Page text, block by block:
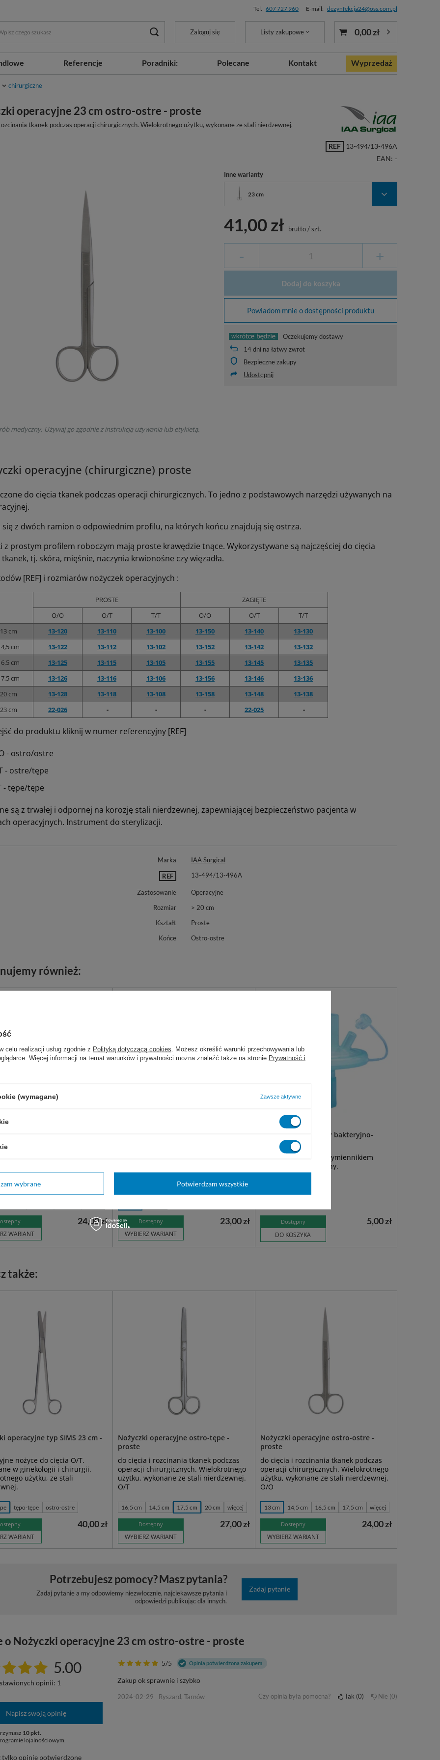
Tel. 607 727 960 E-mail: dezynfekcja24@oss.com.pl
Zaloguj się Listy zakupowe 0,00 zł
Referencje Poradniki: Polecane Kontakt Wyprzedaż
chirurgiczne
operacyjne 23 cm ostro-ostre - proste
tkanek podczas operacji chirurgicznych. Wielokrotnego użytku, wykonane ze stali nierdzewnej.
REF
13-494/13-496A
EAN: -
Inne warianty
23 cm
41,00 zł brutto/szt.
- +
Dodaj do koszyka
Powiadom mnie o dostępności produktu
Oczekujemy dostawy
14dni na łatwy zwrot
Bezpieczne zakupy
Udostępnij
medyczny. Używaj go zgodnie z instrukcją używania lub etykietą.
operacyjne (chirurgiczne) proste
do cięcia tkanek podczas operacji chirurgicznych. To jedno z podstawowych narzędzi używanych na
się z dwóch ramion o odpowiednim profilu, na których końcu znajdują się ostrza.
z prostym profilem roboczym mają proste krawędzie tnące. Wykorzystywane są najczęściej do cięcia
tj. skóra, mięśnie, naczynia krwionośne czy więzadła.
[REF] i rozmiarów nożyczek operacyjnych :
PROSTE
ZAGIĘTE
O/O
O/T T/T O/O O/T
T/T
13 cm
13-120 13-110 13-100 13-150 13-140
13-130
cm
13-122 13-112 13-102 13-152 13-142
13-132
cm
13-125 13-115 13-105 13-155 13-145
13-135
cm
13-126 13-116 13-106 13-156 13-146
13-136
20 cm
13-128 13-118 13-108 13-158 13-148
13-138
23 cm
22-026 - - - 22-025 -
do produktu kliknij w numer referencyjny [REF]
- ostro/ostre
- ostre/tępe
- tępe/tępe
są z trwałej i odpornej na korozję stali nierdzewnej, zapewniającej bezpieczeństwo pacjenta w
operacyjnych. Instrument do sterylizacji.
Marka IAA Surgical
REF 13-494/13-496A
Zastosowanie
Operacyjne
Rozmiar
> 20 cm
Kształt
Proste
Końce
Ostro-ostre
również:
ze stali nierdzewnej.
WARIANT
24,00 zł
Wielokrotnego użytku, z wysokiej jakości
Dostępny
WYBIERZ WARIANT
23,00 zł
Filtr elektrostatyczny bakteryjno-
wirusowy R-Vent
Filtr mechaniczny z wymiennikiem
ciepła i wilgoci sterylny.
Dostępny
DO KOSZYKA
5,00 zł
także:
operacyjne typ SIMS 23 cm -
nożyce do cięcia O/T.
w ginekologii i chirurgii.
użytku, ze stali
tępo-tępe ostro-ostre
WARIANT
40,00 zł
Nożyczki operacyjne ostro-tępe -
proste
do cięcia i rozcinania tkanek podczas
operacji chirurgicznych. Wielokrotnego
użytku, wykonane ze stali nierdzewnej.
O/T
16,5 cm 14,5 cm 17,5 cm 20 cm więcej
Dostępny
WYBIERZ WARIANT
27,00 zł
Nożyczki operacyjne ostro-ostre -
proste
do cięcia i rozcinania tkanek podczas
operacji chirurgicznych. Wielokrotnego
użytku, wykonane ze stali nierdzewnej.
O/O
13 cm 14,5 cm 16,5 cm 17,5 cm więcej
Dostępny
WYBIERZ WARIANT
24,00 zł
Potrzebujesz pomocy? Masz pytania?
Zadaj pytanie a my odpowiemy niezwłocznie, najciekawsze pytania i
odpowiedzi publikując dla innych.
Zadaj pytanie
o Nożyczki operacyjne 23 cm ostro-ostre - proste
5.00
opinii: 1
Napisz swoją opinię
10 pkt.
lojalnościowym.
tylko opinie potwierdzone
5/5 Opinia potwierdzona zakupem
Zakup ok sprawnie i szybko
2024-02-29 Ryszard, Tarnów Czy opinia była pomocna? Tak 0 Nie 0
celu realizacji usług zgodnie z Polityką dotyczącą cookies . Możesz określić warunki przechowywania lub
Więcej informacji na temat warunków i prywatności można znaleźć także na stronie Prywatność i
(wymagane) Zawsze aktywne
wybrane Potwierdzam wszystkie